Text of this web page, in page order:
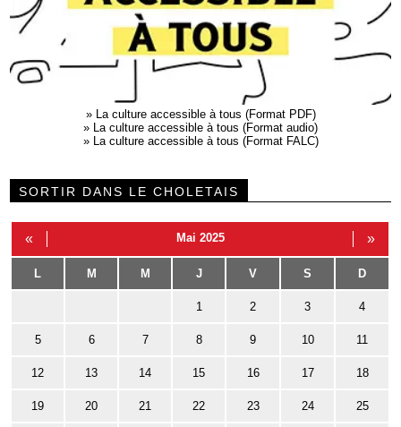
»
La culture accessible à tous (Format PDF)
»
La culture accessible à tous (Format audio)
»
La culture accessible à tous (Format FALC)
SORTIR DANS LE CHOLETAIS
« Mai 2025 »
L M M J V S D
1 2 3 4
5 6 7 8 9 10 11
12 13 14 15 16 17 18
19 20 21 22 23 24 25